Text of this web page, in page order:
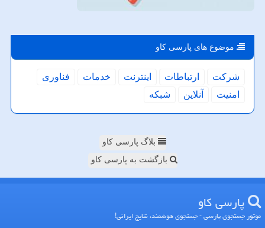
موضوع های پارسی كاو
شركت ارتباطات اینترنت خدمات
فناوری
امنیت
آنلاین شبكه
بلاگ پارسی کاو
بازگشت به پارسی کاو
پارسی كاو
موتور جستجوی پارسی - جستجوی هوشمند، نتایج ایرانی!